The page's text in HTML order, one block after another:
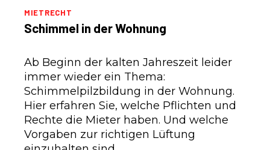
MIETRECHT
Schimmel in der Wohnung
Ab Beginn der kalten Jahreszeit leider
immer wieder ein Thema:
Schimmelpilzbildung in der Wohnung.
Hier erfahren Sie, welche Pflichten und
Rechte die Mieter haben. Und welche
Vorgaben zur richtigen Lüftung